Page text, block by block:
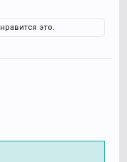
нравится это.